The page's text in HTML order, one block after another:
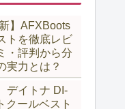
】AFXBoots
トを徹底レビ
・評判から分
実力とは？
デイトナ DI-
クールベスト